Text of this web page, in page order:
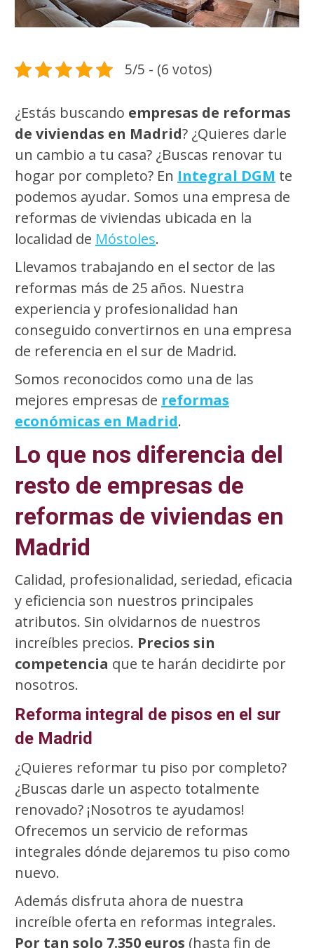
5/5 - (6 votos)
¿Estás buscando empresas de reformas
de viviendas en Madrid? ¿Quieres darle
un cambio a tu casa? ¿Buscas renovar tu
hogar por completo? En Integral DGM te
podemos ayudar. Somos una empresa de
reformas de viviendas ubicada en la
localidad de Móstoles.
Llevamos trabajando en el sector de las
reformas más de 25 años. Nuestra
experiencia y profesionalidad han
conseguido convertirnos en una empresa
de referencia en el sur de Madrid.
Somos reconocidos como una de las
mejores empresas de reformas
económicas en Madrid.
Lo que nos diferencia del
resto de empresas de
reformas de viviendas en
Madrid
Calidad, profesionalidad, seriedad, eficacia
y eficiencia son nuestros principales
atributos. Sin olvidarnos de nuestros
increíbles precios. Precios sin
competencia que te harán decidirte por
nosotros.
Reforma integral de pisos en el sur
de Madrid
¿Quieres reformar tu piso por completo?
¿Buscas darle un aspecto totalmente
renovado? ¡Nosotros te ayudamos!
Ofrecemos un servicio de reformas
integrales dónde dejaremos tu piso como
nuevo.
Además disfruta ahora de nuestra
increíble oferta en reformas integrales.
Por tan solo 7.350 euros (hasta fin de